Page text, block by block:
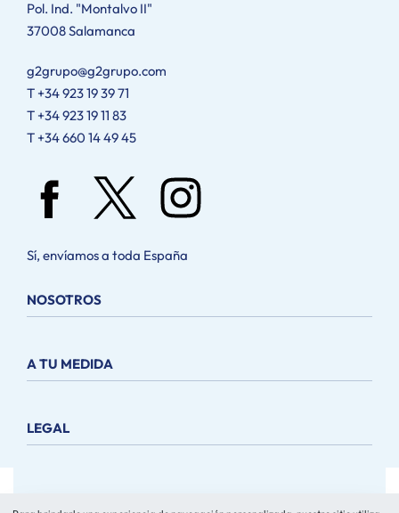
Pol. Ind. "Montalvo II"
37008 Salamanca
g2grupo@g2grupo.com
T +34 923 19 39 71
T +34 923 19 11 83
T +34 660 14 49 45
Sí, envíamos a toda España
NOSOTROS
Metodología
A TU MEDIDA
Equipamientos
LEGAL